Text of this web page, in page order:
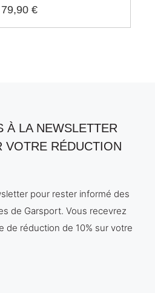
79,90 €
À LA NEWSLETTER
VOTRE RÉDUCTION
pour rester informé des
de Garsport. Vous recevrez
de réduction de 10% sur votre